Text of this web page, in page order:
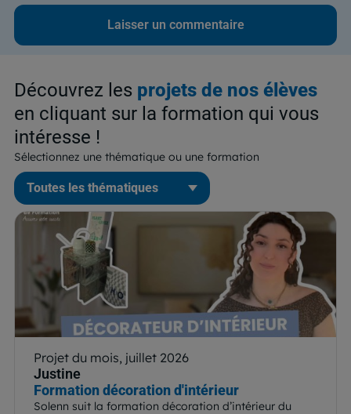
Découvrez les projets de nos élèves
en cliquant sur la formation qui vous
intéresse !
Sélectionnez une thématique ou une formation
Projet du mois, juillet 2026
Justine
Formation décoration d'intérieur
Solenn suit la formation décoration d’intérieur du